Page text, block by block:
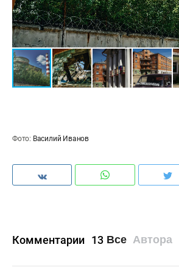
Фото: Василий Иванов
Комментарии 13 Все Автора